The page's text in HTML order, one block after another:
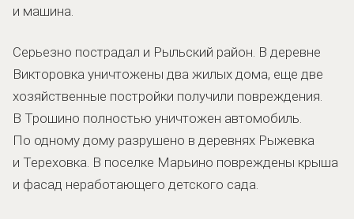
и машина.
Серьезно пострадал и Рыльский район. В деревне
Викторовка уничтожены два жилых дома, еще две
хозяйственные постройки получили повреждения.
В Трошино полностью уничтожен автомобиль.
По одному дому разрушено в деревнях Рыжевка
и Тереховка. В поселке Марьино повреждены крыша
и фасад неработающего детского сада.